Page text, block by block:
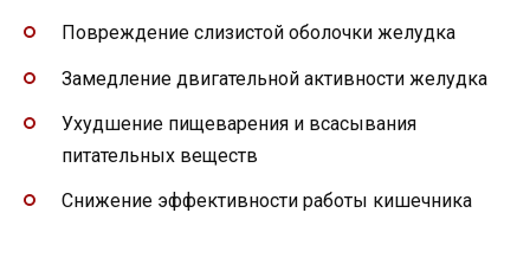
Повреждение слизистой оболочки желудка
Замедление двигательной активности желудка
Ухудшение пищеварения и всасывания
питательных веществ
Снижение эффективности работы кишечника